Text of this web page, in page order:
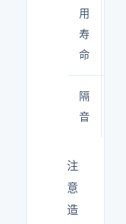
用
寿
命
隔
音
注
意
造